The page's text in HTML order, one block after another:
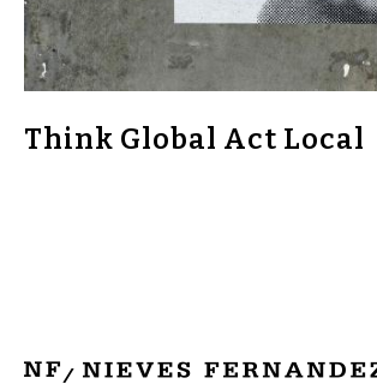
Think Global Act Local